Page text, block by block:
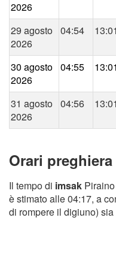
2026
29 agosto
2026
04:54 13:01
30 agosto
2026
04:55 13:01
31 agosto
2026
04:56 13:01
Orari
Il tempo di imsak
è stimato alle 04:17, a
di rompere il digiuno)